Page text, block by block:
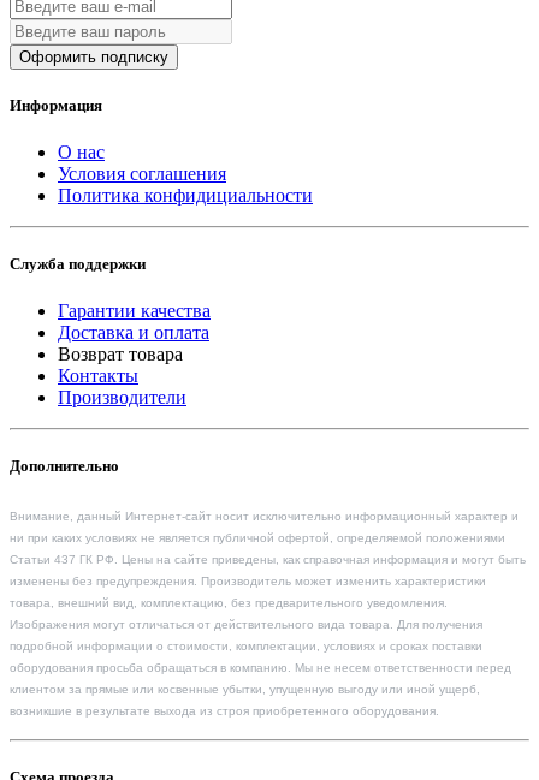
Оформить подписку
Информация
О нас
Условия соглашения
Политика конфидициальности
Служба поддержки
Гарантии качества
Доставка и оплата
Возврат товара
Контакты
Производители
Дополнительно
Внимание, данный Интернет-сайт носит исключительно информационный характер и
ни при каких условиях не является публичной офертой, определяемой положениями
Статьи 437 ГК РФ. Цены на сайте приведены, как справочная информация и могут быть
изменены без предупреждения. Производитель может изменить характеристики
товара, внешний вид, комплектацию, без предварительного уведомления.
Изображения могут отличаться от действительного вида товара. Для получения
подробной информации о стоимости, комплектации, условиях и сроках поставки
оборудования просьба обращаться в компанию. Мы не несем ответственности перед
клиентом за прямые или косвенные убытки, упущенную выгоду или иной ущерб,
возникшие в результате выхода из строя приобретенного оборудования.